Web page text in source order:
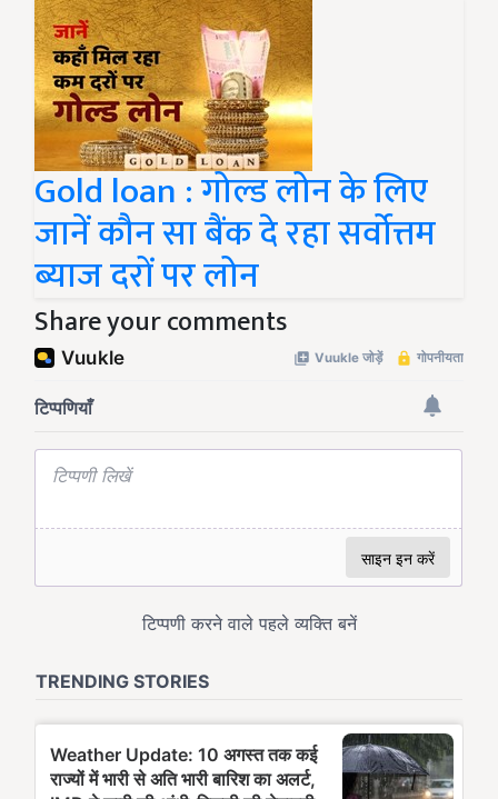
Gold loan : गोल्ड लोन के लिए
जानें कौन सा बैंक दे रहा सर्वोत्तम
ब्याज दरों पर लोन
Share your comments